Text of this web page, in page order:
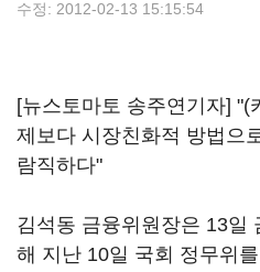
수정: 2012-02-13 15:15:54
[뉴스토마토 송주연기자]
제보다 시장친화적 방법으
람직하다"
김석동 금융위원장은 13일
해 지난 10일 국회 정무위